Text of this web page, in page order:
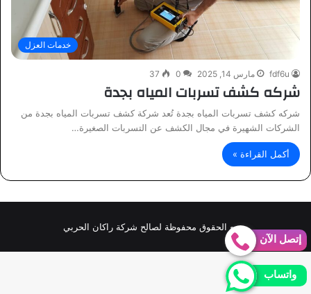
خدمات العزل
fdf6u مارس 14, 2025 0
37
شركه كشف تسربات المياه بجدة
شركه كشف تسربات المياه بجدة تُعد شركة كشف تسربات المياه بجدة من
الشركات الشهيرة في مجال الكشف عن التسربات الصغيرة…
أكمل القراءة »
جميع الحقوق محفوظة لصالح شركة راكان الحربي
إتصل الآن
واتساب